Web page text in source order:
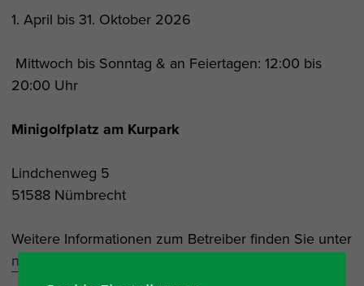
1. April bis 31. Oktober 2026
Mittwoch bis Sonntag & an Feiertagen: 12:00 bis
20:00 Uhr
Minigolfplatz am Kurpark
Lindchenweg 5
51588 Nümbrecht
Weitere Informationen zum Betreiber finden Sie unter
nuembrecht.com/minigolf/&nbsp